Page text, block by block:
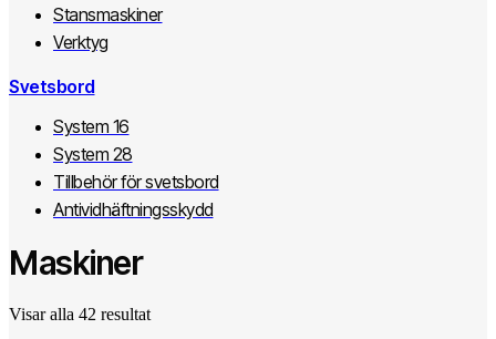
Stansmaskiner
Verktyg
Svetsbord
System 16
System 28
Tillbehör för svetsbord
Antividhäftningsskydd
Maskiner
Visar alla 42 resultat